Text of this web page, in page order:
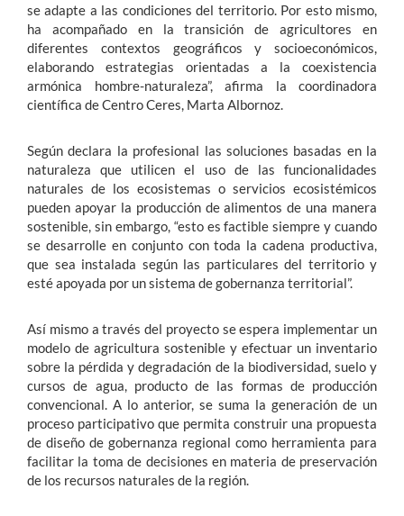
se adapte a las condiciones del territorio. Por esto mismo,
ha acompañado en la transición de agricultores en
diferentes contextos geográficos y socioeconómicos,
elaborando estrategias orientadas a la coexistencia
armónica hombre-naturaleza”, afirma la coordinadora
científica de Centro Ceres, Marta Albornoz.
Según declara la profesional las soluciones basadas en la
naturaleza que utilicen el uso de las funcionalidades
naturales de los ecosistemas o servicios ecosistémicos
pueden apoyar la producción de alimentos de una manera
sostenible, sin embargo, “esto es factible siempre y cuando
se desarrolle en conjunto con toda la cadena productiva,
que sea instalada según las particulares del territorio y
esté apoyada por un sistema de gobernanza territorial”.
Así mismo a través del proyecto se espera implementar un
modelo de agricultura sostenible y efectuar un inventario
sobre la pérdida y degradación de la biodiversidad, suelo y
cursos de agua, producto de las formas de producción
convencional. A lo anterior, se suma la generación de un
proceso participativo que permita construir una propuesta
de diseño de gobernanza regional como herramienta para
facilitar la toma de decisiones en materia de preservación
de los recursos naturales de la región.